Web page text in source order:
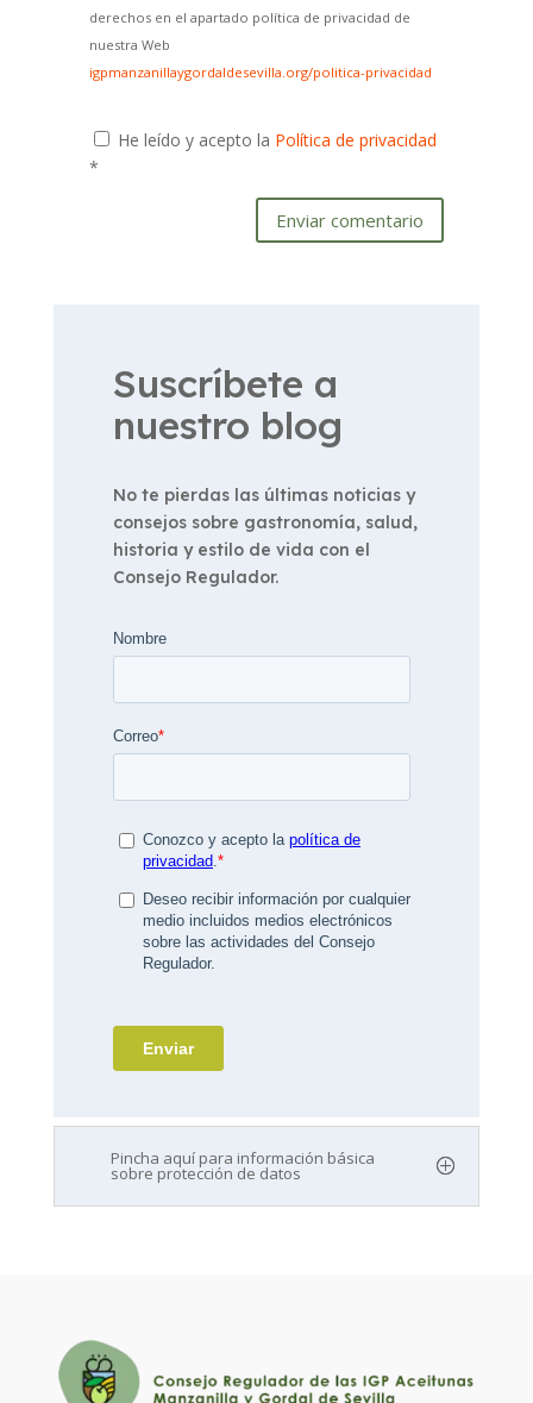
derechos en el apartado política de privacidad de
nuestra Web
igpmanzanillaygordaldesevilla.org/politica-privacidad
He leído y acepto la Política de privacidad
*
Enviar comentario
Suscríbete a
nuestro blog
No te pierdas las últimas noticias y
consejos sobre gastronomía, salud,
historia y estilo de vida con el
Consejo Regulador.
Pincha aquí para información básica
sobre protección de datos